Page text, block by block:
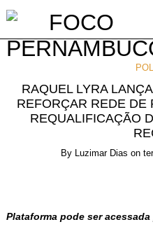
RAQUEL LYRA
REFORÇAR REDE DE
REQUALIFICAÇÃO
By Luzimar Dias on
Plataforma pode ser